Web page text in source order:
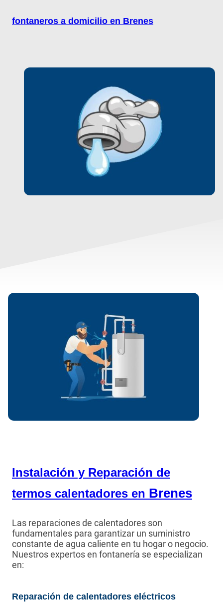
fontaneros a domicilio en Brenes
Instalación y Reparación de
termos calentadores en Brenes
Las reparaciones de calentadores son
fundamentales para garantizar un suministro
constante de agua caliente en tu hogar o negocio.
Nuestros expertos en fontanería se especializan
en:
Reparación de calentadores eléctricos